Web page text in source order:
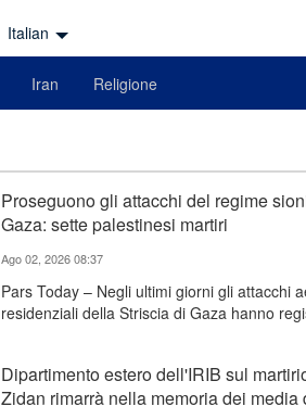
Italian
Iran Religione
Proseguono gli attacchi del regime
Gaza: sette palestinesi martiri
Ago 02, 2026 08:37
Pars Today – Negli ultimi giorni gli attacchi
residenziali della Striscia di Gaza hanno
Dipartimento estero dell'IRIB sul
Zidan rimarrà nella memoria dei